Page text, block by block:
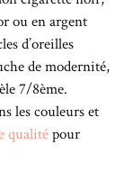
ou en argent
d’oreilles
de modernité,
7/8ème.
les couleurs et
qualitépour